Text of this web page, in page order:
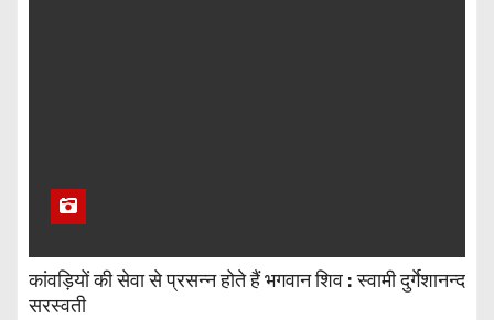
कांवड़ियों की सेवा से प्रसन्न होते हैं भगवान शिव : स्वामी दुर्गेशानन्द
सरस्वती